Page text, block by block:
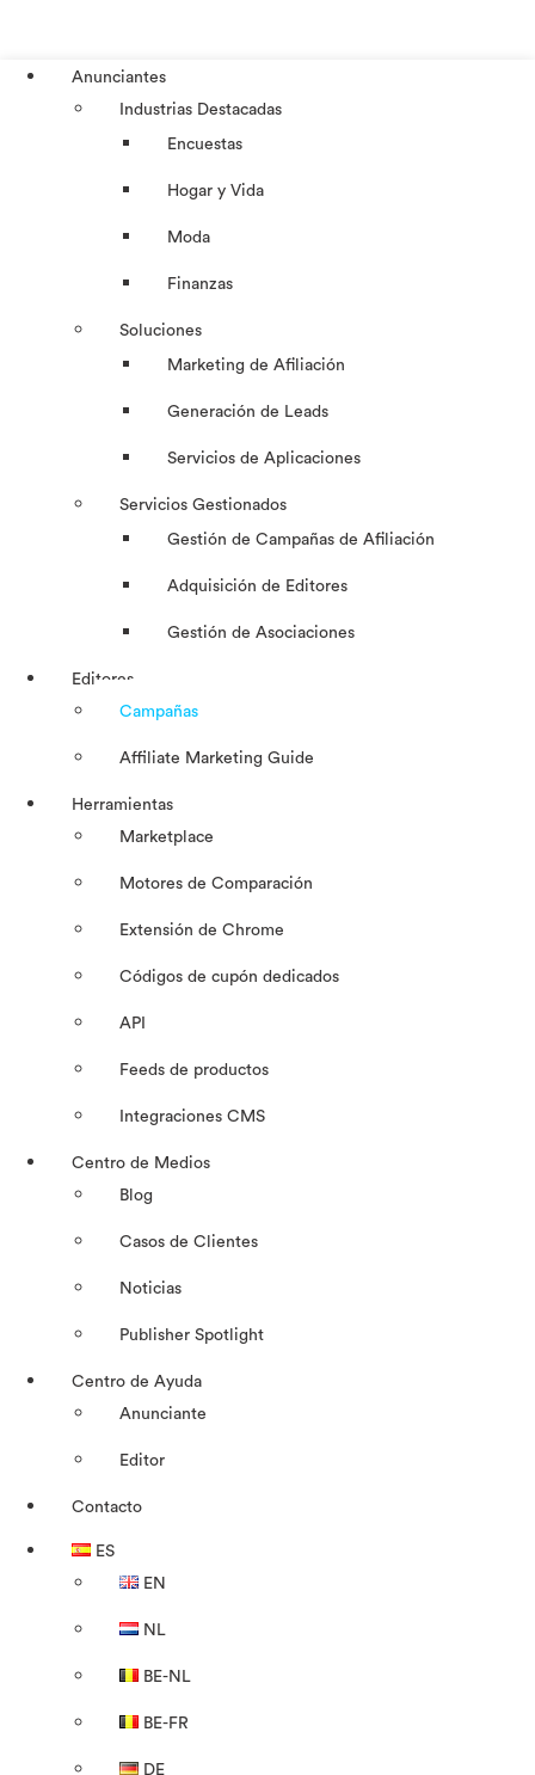
Anunciantes
Industrias Destacadas
Encuestas
Hogar y Vida
Moda
Finanzas
Soluciones
Marketing de Afiliación
Generación de Leads
Servicios de Aplicaciones
Servicios Gestionados
Gestión de Campañas de Afiliación
Adquisición de Editores
Gestión de Asociaciones
Editores
Campañas
Affiliate Marketing Guide
Herramientas
Marketplace
Motores de Comparación
Extensión de Chrome
Códigos de cupón dedicados
API
Feeds de productos
Integraciones CMS
Centro de Medios
Blog
Casos de Clientes
Noticias
Publisher Spotlight
Centro de Ayuda
Anunciante
Editor
Contacto
ES
EN
NL
BE-NL
BE-FR
DE